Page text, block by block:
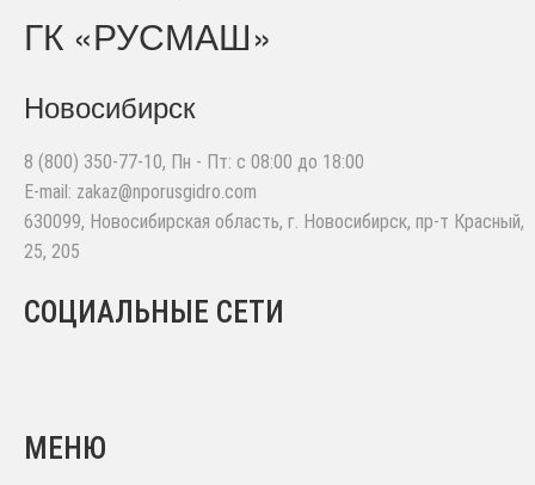
ГК «РУСМАШ»
Новосибирск
8 (800) 350-77-10, Пн - Пт: с 08:00 до 18:00
E-mail: zakaz@nporusgidro.com
630099, Новосибирская область, г. Новосибирск, пр-т Красный,
25, 205
СОЦИАЛЬНЫЕ СЕТИ
МЕНЮ